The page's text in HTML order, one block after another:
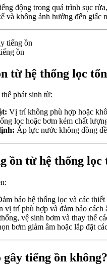
động trong quá trình sục
và không ảnh hưởng đến giấc
ồn
từ hệ thống lọc
phát sinh từ:
Vị trí không phù hợp hoặc
lọc hoặc bơm kém chất
Áp lực nước không đồng
ồn từ hệ thống lọc
bảo hệ thống lọc và các
vị trí phù hợp và đảm bảo cách
vệ sinh bơm và thay thế
bơm giảm âm hoặc lắp đặt
tiếng ồn không?